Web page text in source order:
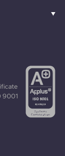
9001